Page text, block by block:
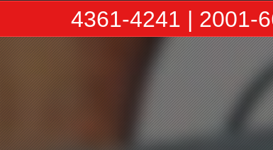
4361-4241 | 2001-